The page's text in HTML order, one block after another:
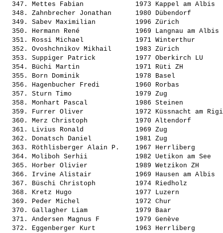
  347.
Mettes Fabian
1973 Kappel am
  348.
Zahnbrecher Jonathan
1980 Dübendorf
  349.
Sabev Maximilian
1996 Zürich
  350.
Hermann René
1969 Langnau am
  351.
Rossi Michael
1971 Winterthur
  352.
Ovoshchnikov Mikhail
1983 Zürich
  353.
Suppiger Patrick
1977 Oberkirch
  354.
Büchi Martin
1971 Rüti ZH
  355.
Born Dominik
1978 Basel
  356.
Hagenbucher Fredi
1960 Rorbas
  357.
Sturn Timo
1979 Zug
  358.
Monhart Pascal
1986 Steinen
  359.
Furrer Oliver
1972 Küssnacht
  360.
Merz Christoph
1970 Altendorf
  361.
Livius Ronald
1969 Zug
  362.
Donatsch Daniel
1981 Zug
  363.
Röthlisberger Alain P.
1967 Herrliberg
  364.
Moliboh Serhii
1982 Uetikon am
  365.
Horber Olivier
1989 Wetzikon ZH
  366.
Irvine Alistair
1969 Hausen am
  367.
Büschi Christoph
1974 Riedholz
  368.
Kretz Hugo
1977 Luzern
  369.
Peder Michel
1972 Chur
  370.
Gallagher Liam
1979 Baar
  371.
Andersen Magnus F
1979 Genève
  372.
Eggenberger Kurt
1963 Herrliberg